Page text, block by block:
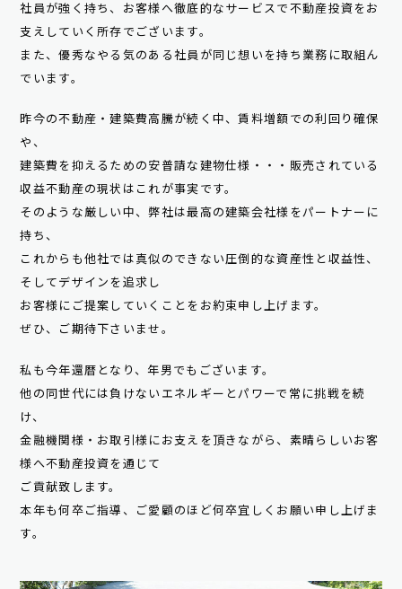
社員が強く持ち、お客様へ徹底的なサービスで不動産投資をお
支えしていく所存でございます。
また、優秀なやる気のある社員が同じ想いを持ち業務に取組ん
でいます。
昨今の不動産・建築費高騰が続く中、賃料増額での利回り確保
や、
建築費を抑えるための安普請な建物仕様・・・販売されている
収益不動産の現状はこれが事実です。
そのような厳しい中、弊社は最高の建築会社様をパートナーに
持ち、
これからも他社では真似のできない圧倒的な資産性と収益性、
そしてデザインを追求し
お客様にご提案していくことをお約束申し上げます。
ぜひ、ご期待下さいませ。
私も今年還暦となり、年男でもございます。
他の同世代には負けないエネルギーとパワーで常に挑戦を続
け、
金融機関様・お取引様にお支えを頂きながら、素晴らしいお客
様へ不動産投資を通じて
ご貢献致します。
本年も何卒ご指導、ご愛顧のほど何卒宜しくお願い申し上げま
す。